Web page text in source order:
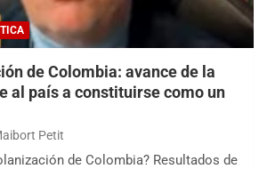
de Colombia: avance de la
al país a constituirse como un
Petit
de Colombia? Resultados de